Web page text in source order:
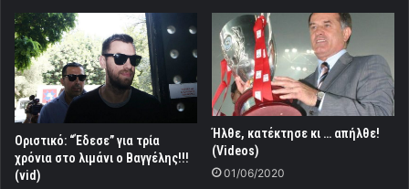
Οριστικό: “Έδεσε” για τρία
χρόνια στο λιμάνι ο Βαγγέλης!!!
(vid)
Ήλθε, κατέκτησε κι … απήλθε!
(Videos)
01/06/2020